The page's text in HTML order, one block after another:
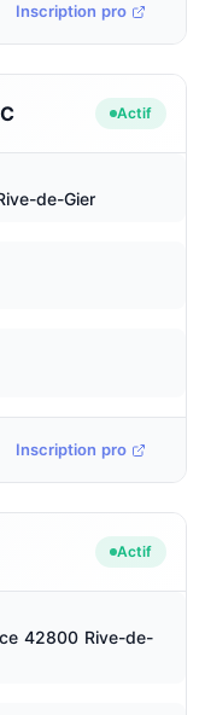
Inscription pro
Actif
de-Gier
Inscription pro
Actif
42800 Rive-de-